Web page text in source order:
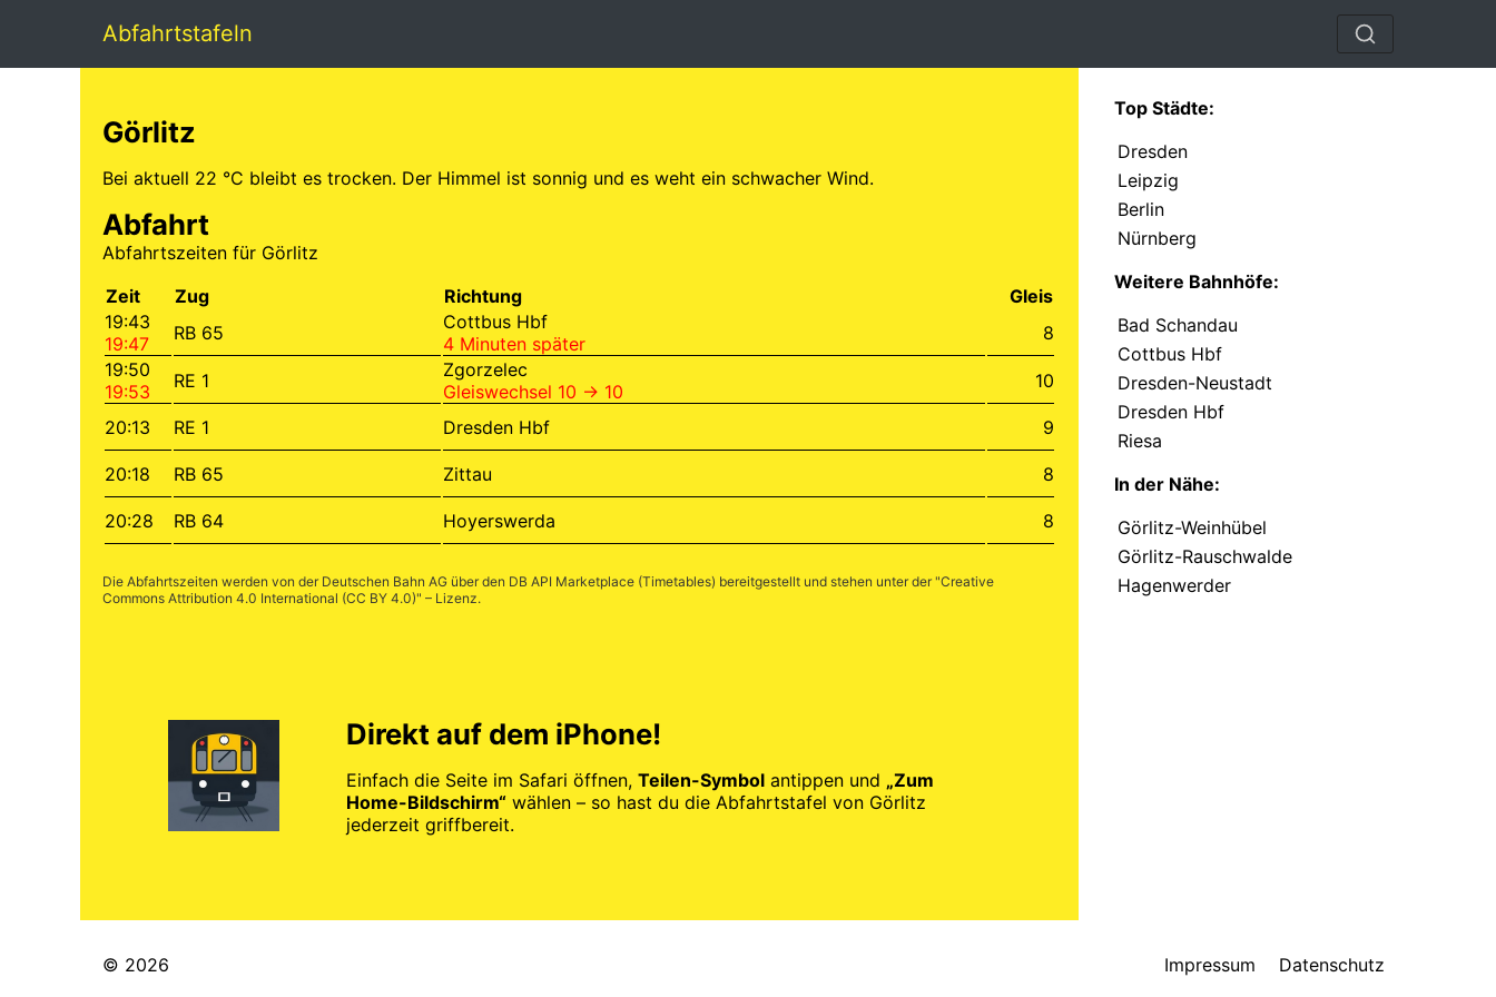
Abfahrtstafeln
Görlitz
Bei aktuell 22 °C bleibt es trocken. Der Himmel ist sonnig und es weht ein schwacher Wind.
Abfahrt
Abfahrtszeiten für Görlitz
Zeit
Zug Richtung
Gleis
19:43
19:47
RB 65
Cottbus Hbf
4 Minuten später
8
19:50
19:53
RE 1
Zgorzelec
Gleiswechsel 10 → 10
10
20:13 RE 1 Dresden Hbf 9
20:18 RB 65 Zittau 8
20:28 RB 64 Hoyerswerda 8
Die Abfahrtszeiten werden von der Deutschen Bahn AG über den DB API Marketplace (Timetables) bereitgestellt und stehen unter der "Creative
Commons Attribution 4.0 International (CC BY 4.0)" – Lizenz.
Direkt auf dem iPhone!
Einfach die Seite im Safari öffnen, Teilen-Symbolantippen und „Zum
Home-Bildschirm“wählen – so hast du die Abfahrtstafel von Görlitz
jederzeit griffbereit.
Top Städte:
Dresden
Leipzig
Berlin
Nürnberg
Weitere Bahnhöfe:
Bad Schandau
Cottbus Hbf
Dresden-Neustadt
Dresden Hbf
Riesa
In der Nähe:
Görlitz-Weinhübel
Görlitz-Rauschwalde
Hagenwerder
© 2026 Impressum Datenschutz